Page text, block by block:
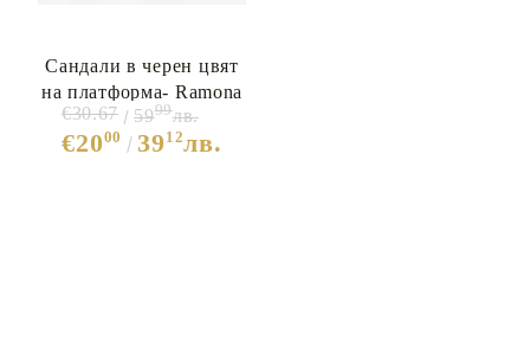
Сандали в черен цвят
на платформа- Ramona
Black 7128
€2000 3912лв.
€30.67 5999лв.